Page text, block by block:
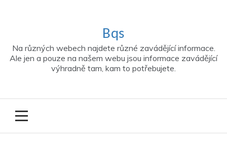
Bqs
Na různých webech najdete různé zavádějící informace.
Ale jen a pouze na našem webu jsou informace zavádějící
výhradně tam, kam to potřebujete.